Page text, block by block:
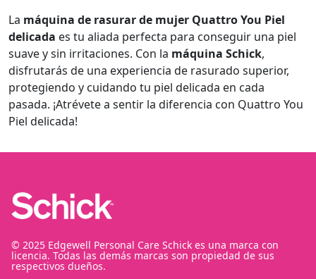
La máquina de rasurar de mujer Quattro You Piel
delicada es tu aliada perfecta para conseguir una piel
suave y sin irritaciones. Con la máquina Schick,
disfrutarás de una experiencia de rasurado superior,
protegiendo y cuidando tu piel delicada en cada
pasada. ¡Atrévete a sentir la diferencia con Quattro You
Piel delicada!
© 2025 Edgewell Personal Care Schick es una marca con
licencia. Todas las demás marcas son propiedad de sus
respectivos dueños.